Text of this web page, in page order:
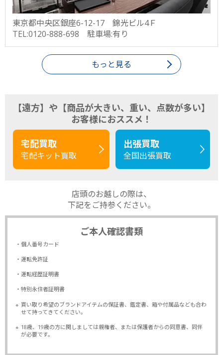
東京都中央区銀座6-12-17 錦光ビル4Ｆ
TEL:0120-888-698 駐車場:有り
もっと見る
【遠方】や【商品が大きい、重い、点数が多い】
お客様におススメ！
宅配買取
宅配キット買取
出張買取
全国出張買取
店頭のお越しの際は、
下記をご持参ください。
ご本人確認書類
・個人番号カード
・運転免許証
・運転経歴証明書
・特別永住者証明書
※ 買い取り希望のブランドアイテムの保証書、鑑定書、箱や付属品なども合わ
せて持ってきてください。
※ 18歳、19歳の方に関しましては親権者、または保護者からの同意書、同伴
が必要です。